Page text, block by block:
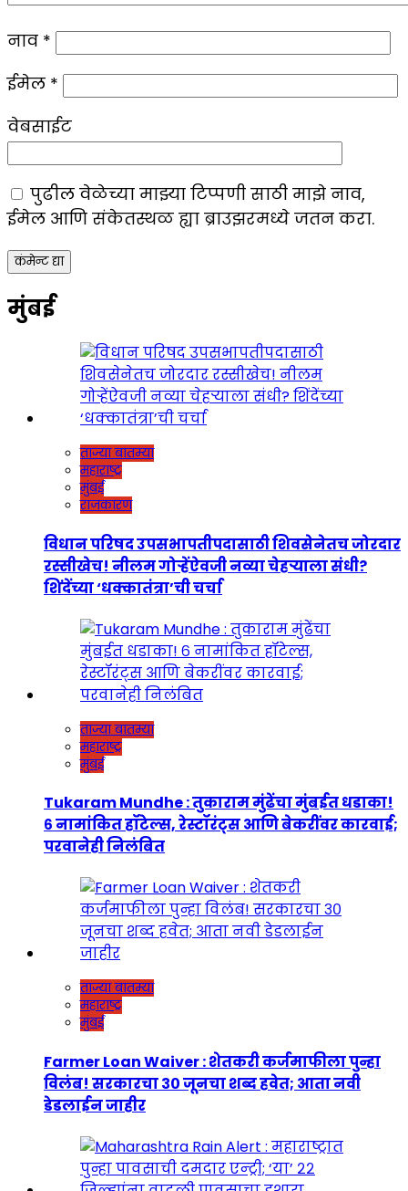
नाव *
ईमेल *
वेबसाईट
पुढील वेळेच्या माझ्या टिप्पणी साठी माझे नाव,
ईमेल आणि संकेतस्थळ ह्या ब्राउझरमध्ये जतन करा.
मुंबई
ताज्या बातम्या
महाराष्ट्र
मुंबई
राजकारण
विधान परिषद उपसभापतीपदासाठी शिवसेनेतच जोरदार
रस्सीखेच! नीलम गोऱ्हेंऐवजी नव्या चेहऱ्याला संधी?
शिंदेंच्या ‘धक्कातंत्रा’ची चर्चा
ताज्या बातम्या
महाराष्ट्र
मुंबई
Tukaram Mundhe : तुकाराम मुंढेंचा मुंबईत धडाका!
६ नामांकित हॉटेल्स, रेस्टॉरंट्स आणि बेकरींवर कारवाई;
परवानेही निलंबित
ताज्या बातम्या
महाराष्ट्र
मुंबई
Farmer Loan Waiver : शेतकरी कर्जमाफीला पुन्हा
विलंब! सरकारचा ३० जूनचा शब्द हवेत; आता नवी
डेडलाईन जाहीर